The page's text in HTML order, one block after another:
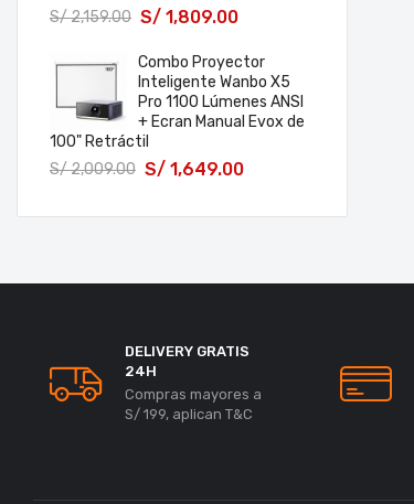
S/2,159.00 S/ 1,809.00
Combo Proyector
Inteligente Wanbo X5
Pro 1100 Lúmenes ANSI
+ Ecran Manual Evox de
100" Retráctil
S/2,009.00 S/ 1,649.00
DELIVERY GRATIS
24H
Compras mayores a
S/ 199, aplican T&C